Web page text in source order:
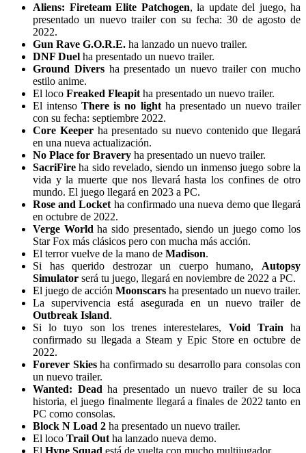
Aliens: Fireteam Elite Patchogen, la update del juego, ha
presentado un nuevo trailer con su fecha: 30 de agosto de
2022.
Gun Rave G.O.R.E. ha lanzado un nuevo trailer.
DNF Duel ha presentado un nuevo trailer.
Ground Diversha presentado un nuevo trailer con mucho
estilo anime.
El loco Freaked Fleapit ha presentado un nuevo trailer.
El intensoThere is no lightha presentado un nuevo trailer
con su fecha: septiembre 2022.
Core Keeperha presentado su nuevo contenido que llegará
en una nueva actualización.
No Place for Bravery ha presentado un nuevo trailer.
SacriFire ha sido revelado, siendo un inmenso juego sobre la
vida y la muerte que nos llevará hasta los confines de otro
mundo. El juego llegará en 2023 a PC.
Rose and Locket ha confirmado una nueva demo que llegará
en octubre de 2022.
Verge World ha sido presentado, siendo un juego como los
Star Fox más clásicos pero con mucha más acción.
El terror vuelve de la mano de Madison.
Si has querido destrozar un cuerpo humano, Autopsy
Simulator será tu juego, llegará en noviembre de 2022 a PC.
El juego de acción Moonscars ha presentado un nuevo trailer.
La supervivencia está asegurada en un nuevo trailer de
Outbreak Island.
Si lo tuyo son los trenes interestelares, Void Train ha
confirmado su llegada a Steam y Epic Store en octubre de
2022.
Forever Skiesha confirmado su desarrollo para consolas con
un nuevo trailer.
Wanted: Dead ha presentado un nuevo trailer de su loca
historia, el juego finalmente llegará a finales de 2022 tanto en
PC como consolas.
Block N Load 2 ha presentado un nuevo trailer.
El loco Trail Out ha lanzado nueva demo.
El Hype Squad está de vuelta con mucho multijugador.